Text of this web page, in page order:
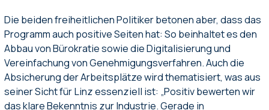
Die beiden freiheitlichen Politiker betonen aber, dass das
Programm auch positive Seiten hat: So beinhaltet es den
Abbau von Bürokratie sowie die Digitalisierung und
Vereinfachung von Genehmigungsverfahren. Auch die
Absicherung der Arbeitsplätze wird thematisiert, was aus
seiner Sicht für Linz essenziell ist: „Positiv bewerten wir
das klare Bekenntnis zur Industrie. Gerade in